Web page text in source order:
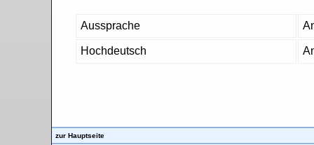
Aussprache
Hochdeutsch
zur Hauptseite